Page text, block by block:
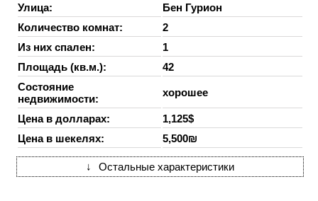
Улица:
Бен Гурион
Количество комнат:
2
Из них спален:
1
Площадь (кв.м.):
42
Состояние
недвижимости:
хорошее
Цена в долларах:
1,125$
Цена в шекелях:
5,500₪
↓ Остальные характеристики